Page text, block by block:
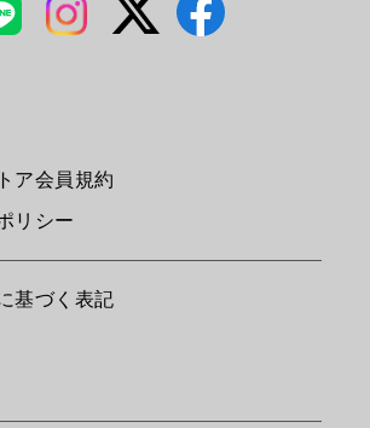
ア会員規約
リシー
基づく表記